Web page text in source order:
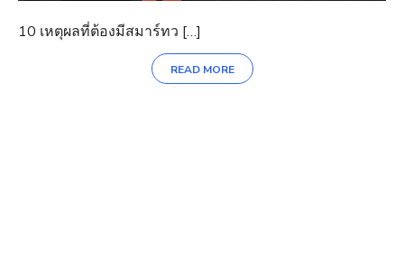
10 เหตุผลที่ต้องมีสมาร์ทว […]
READ MORE